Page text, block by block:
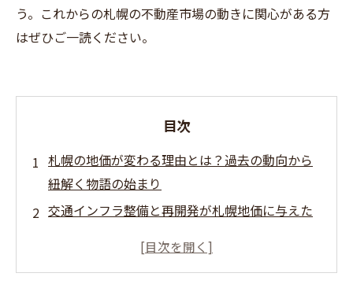
う。これからの札幌の不動産市場の動きに関心がある方
はぜひご一読ください。
目次
札幌の地価が変わる理由とは？過去の動向から
紐解く物語の始まり
交通インフラ整備と再開発が札幌地価に与えた
最新データで読み解く札幌の地価動向と未来へ